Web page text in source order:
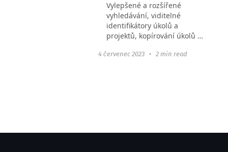
Vylepšené a rozšířené
vyhledávání, viditelné
identifikátory úkolů a
projektů, kopírování úkolů se
časovačům pro
4 červenec 2023 • 2 min read